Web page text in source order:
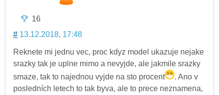
16
# 13.12.2018, 17:48
Reknete mi jednu vec, proc kdyz model ukazuje nejake
srazky tak je uplne mimo a nevyjde, ale jakmile srazky
smaze, tak to najednou vyjde na sto procent
. Ano v
posledních letech to tak byva, ale to prece neznamena,